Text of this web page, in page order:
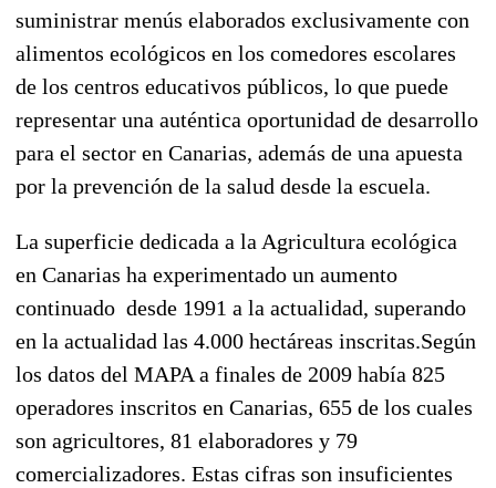
suministrar menús elaborados exclusivamente con
alimentos ecológicos en los comedores escolares
de los centros educativos públicos, lo que puede
representar una auténtica oportunidad de desarrollo
para el sector en Canarias, además de una apuesta
por la prevención de la salud desde la escuela.
La superficie dedicada a la Agricultura ecológica
en Canarias ha experimentado un aumento
continuado desde 1991 a la actualidad, superando
en la actualidad las 4.000 hectáreas inscritas.Según
los datos del MAPA a finales de 2009 había 825
operadores inscritos en Canarias, 655 de los cuales
son agricultores, 81 elaboradores y 79
comercializadores. Estas cifras son insuficientes